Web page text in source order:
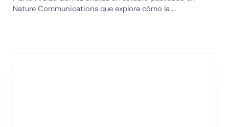
Nature Communications que explora cómo la …